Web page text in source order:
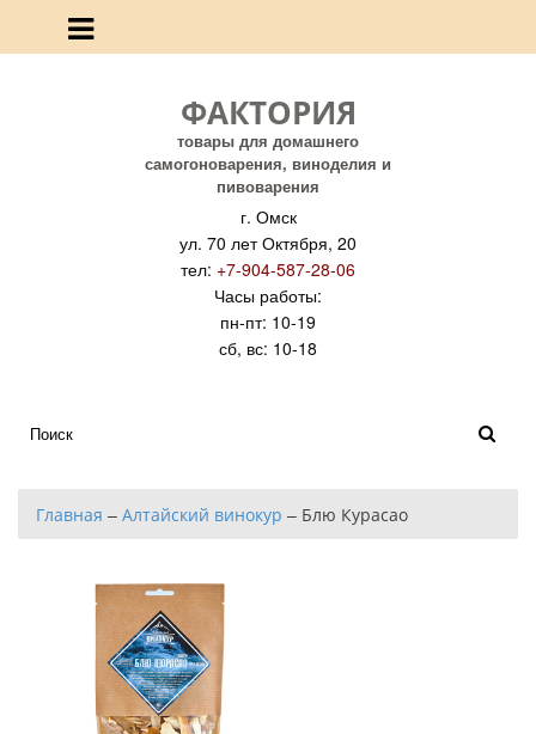
ФАКТОРИЯ
товары для домашнего
самогоноварения, виноделия и
пивоварения
г. Омск
ул. 70 лет Октября, 20
тел: +7-904-587-28-06
Часы работы:
пн-пт: 10-19
сб, вс: 10-18
Главная – Алтайский винокур – Блю Курасао